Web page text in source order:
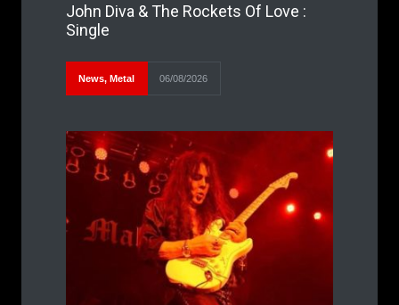
John Diva & The Rockets Of Love :
Single
News, Metal 06/08/2026